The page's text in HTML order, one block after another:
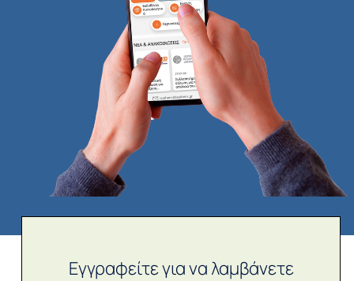
Εγγραφείτε για να λαμβάνετε